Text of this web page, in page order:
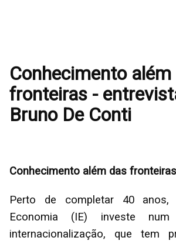
Conhecimento além
fronteiras -
Bruno De Conti
Conhecimento além das fronteiras
Perto de completar 40
Economia (IE) investe
internacionalização, que tem